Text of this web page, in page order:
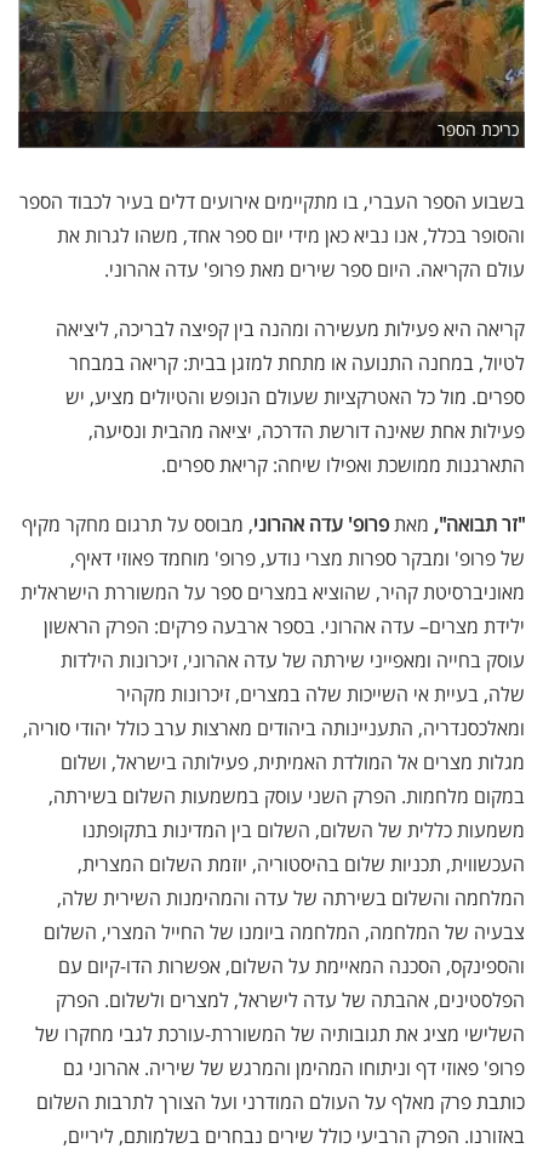
כריכת הספר
בשבוע הספר העברי, בו מתקיימים אירועים דלים בעיר לכבוד הספר
והסופר בכלל, אנו נביא כאן מידי יום ספר אחד, משהו לגרות את
עולם הקריאה. היום ספר שירים מאת פרופ' עדה אהרוני.
קריאה היא פעילות מעשירה ומהנה בין קפיצה לבריכה, ליציאה
לטיול, במחנה התנועה או מתחת למזגן בבית: קריאה במבחר
ספרים. מול כל האטרקציות שעולם הנופש והטיולים מציע, יש
פעילות אחת שאינה דורשת הדרכה, יציאה מהבית ונסיעה,
התארגנות ממושכת ואפילו שיחה: קריאת ספרים.
"זר תבואה", מאתפרופ' עדה אהרוני, מבוסס על תרגום מחקר מקיף
של פרופ' ומבקר ספרות מצרי נודע, פרופ' מוחמד פאוזי דאיף,
מאוניברסיטת קהיר, שהוציא במצרים ספר על המשוררת הישראלית
ילידת מצרים– עדה אהרוני. בספר ארבעה פרקים: הפרק הראשון
עוסק בחייה ומאפייני שירתה של עדה אהרוני, זיכרונות הילדות
שלה, בעיית אי השייכות שלה במצרים, זיכרונות מקהיר
ומאלכסנדריה, התעניינותה ביהודים מארצות ערב כולל יהודי סוריה,
מגלות מצרים אל המולדת האמיתית, פעילותה בישראל, ושלום
במקום מלחמות. הפרק השני עוסק במשמעות השלום בשירתה,
משמעות כללית של השלום, השלום בין המדינות בתקופתנו
העכשווית, תכניות שלום בהיסטוריה, יוזמת השלום המצרית,
המלחמה והשלום בשירתה של עדה והמהימנות השירית שלה,
צבעיה של המלחמה, המלחמה ביומנו של החייל המצרי, השלום
והספינקס, הסכנה המאיימת על השלום, אפשרות הדו-קיום עם
הפלסטינים, אהבתה של עדה לישראל, למצרים ולשלום. הפרק
השלישי מציג את תגובותיה של המשוררת-עורכת לגבי מחקרו של
פרופ' פאוזי דף וניתוחו המהימן והמרגש של שיריה. אהרוני גם
כותבת פרק מאלף על העולם המודרני ועל הצורך לתרבות השלום
באזורנו. הפרק הרביעי כולל שירים נבחרים בשלמותם, ליריים,